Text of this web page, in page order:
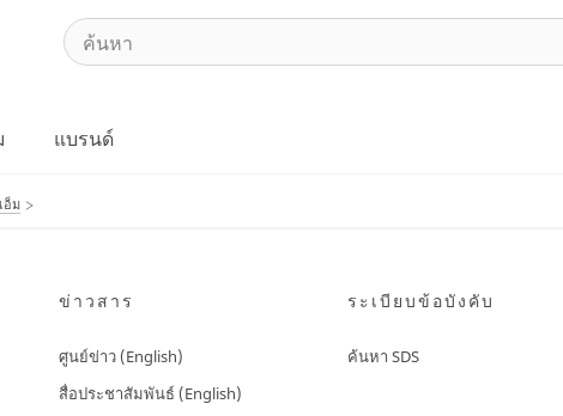
แบรนด์
อ็ม
ข่าวสาร
ศูนย์ข่าว (English)
สื่อประชาสัมพันธ์ (English)
ระเบียบข้อบังคับ
ค้นหา SDS